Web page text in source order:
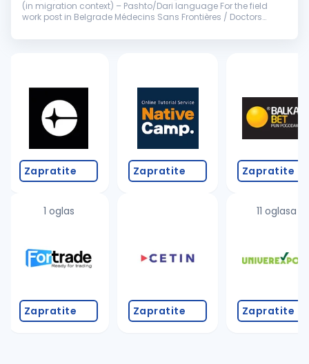
(in migration context) – Pashto/Dari language For the field
work post in Belgrade Médecins Sans Frontières / Doctors
Zapratite
1 oglas
Zapratite
Zapratite
Zapratite
Zapratite
11 oglasa
Zapratite